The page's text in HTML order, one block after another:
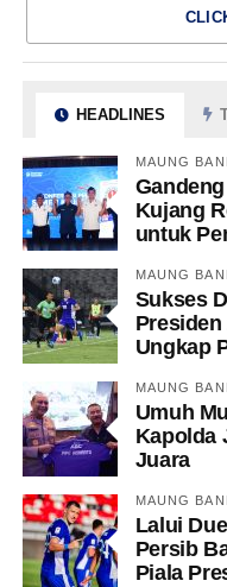
HEADLINES
MAUNG
Kujang
untuk
MAUNG
Sukses
Presiden
Ungkap
MAUNG
Umuh
Kapolda
Juara
MAUNG
Lalui
Persib
Piala